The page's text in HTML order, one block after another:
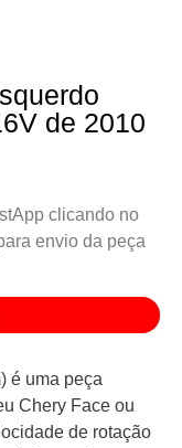
de 2010
clicando no
envio da peça
é uma peça
Chery Face ou
de rotação